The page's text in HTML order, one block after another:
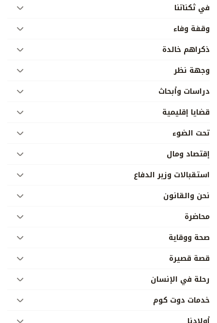
في ثكناتنا
وقفة وفاء
ذكراهم خالدة
وجهة نظر
دراسات وأبحاث
قضايا إقليمية
تحت الضوء
إقتصاد ومال
استقبالات وزير الدفاع
نحن والقانون
محاضرة
صحة ووقاية
قصة قصيرة
رحلة في الإنسان
خدمات دوت كوم